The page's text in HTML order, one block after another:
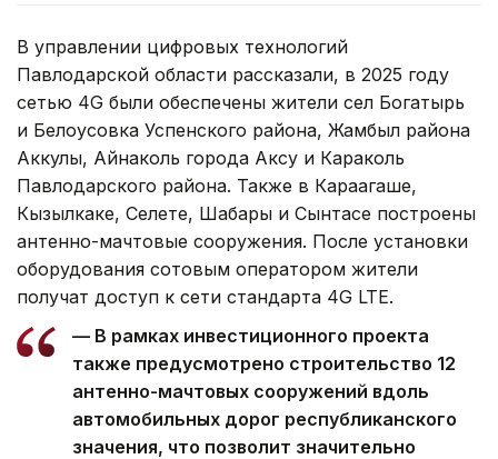
В управлении цифровых технологий
Павлодарской области рассказали, в 2025 году
сетью 4G были обеспечены жители сел Богатырь
и Белоусовка Успенского района, Жамбыл района
Аккулы, Айнаколь города Аксу и Караколь
Павлодарского района. Также в Караагаше,
Кызылкаке, Селете, Шабары и Сынтасе построены
антенно-мачтовые сооружения. После установки
оборудования сотовым оператором жители
получат доступ к сети стандарта 4G LTE.
— В рамках инвестиционного проекта
также предусмотрено строительство 12
антенно-мачтовых сооружений вдоль
автомобильных дорог республиканского
значения, что позволит значительно